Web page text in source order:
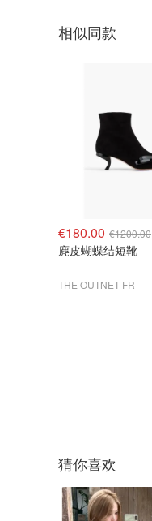
相似同款
€180.00 €1200.00
麂皮蝴蝶结短靴
THE OUTNET FR
猜你喜欢